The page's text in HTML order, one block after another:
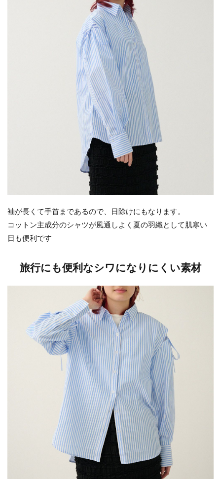
袖が長くて手首まであるので、日除けにもなります。
コットン主成分のシャツが風通しよく夏の羽織として肌寒い
日も便利です
旅行にも便利なシワになりにくい素材